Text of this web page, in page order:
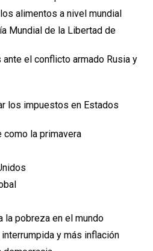
alimentos a nivel mundial
Mundial de la Libertad de
el conflicto armado Rusia y
los impuestos en Estados
como la primavera
la pobreza en el mundo
y más inflación